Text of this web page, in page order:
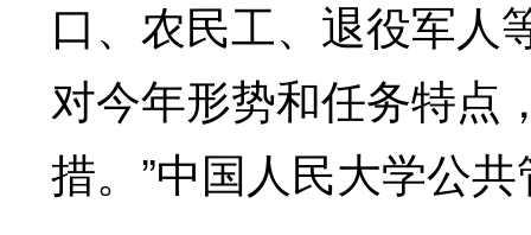
口、农民工、退役军人
对今年形势和任务特点
措。”中国人民大学公